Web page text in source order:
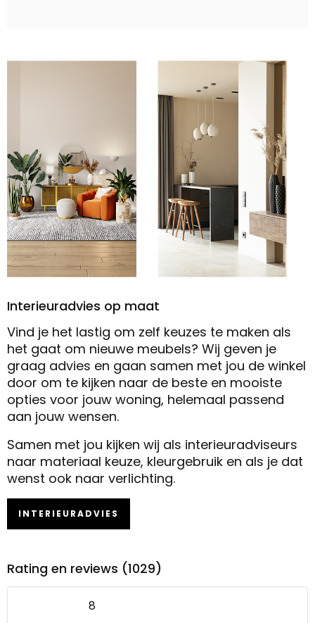
Interieuradvies op maat
Vind je het lastig om zelf keuzes te maken als
het gaat om nieuwe meubels? Wij geven je
graag advies en gaan samen met jou de winkel
door om te kijken naar de beste en mooiste
opties voor jouw woning, helemaal passend
aan jouw wensen.
Samen met jou kijken wij als interieuradviseurs
naar materiaal keuze, kleurgebruik en als je dat
wenst ook naar verlichting.
INTERIEURADVIES
Rating en reviews (1029)
8